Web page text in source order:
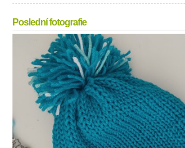
Poslední fotografie